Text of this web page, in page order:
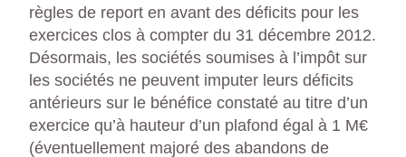
règles de report en avant des déficits pour les
exercices clos à compter du 31 décembre 2012.
Désormais, les sociétés soumises à l’impôt sur
les sociétés ne peuvent imputer leurs déficits
antérieurs sur le bénéfice constaté au titre d’un
exercice qu’à hauteur d’un plafond égal à 1 M€
(éventuellement majoré des abandons de